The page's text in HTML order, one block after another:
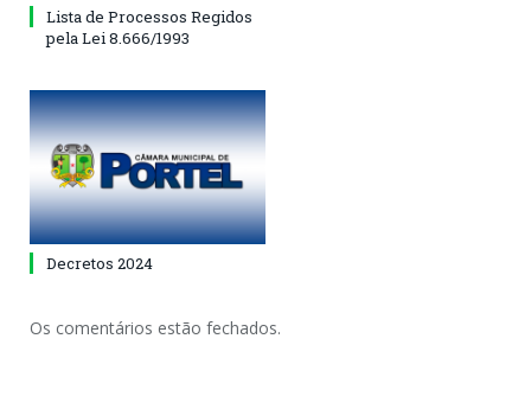
Lista de Processos Regidos
pela Lei 8.666/1993
Decretos 2024
Os comentários estão fechados.